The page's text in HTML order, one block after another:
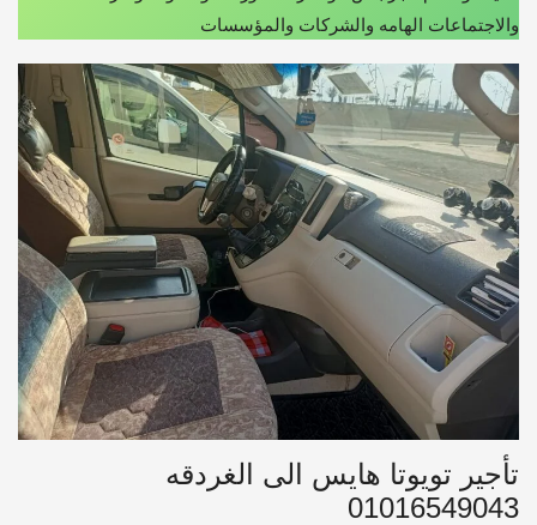
والاجتماعات الهامه والشركات والمؤسسات
تأجير تويوتا هايس الى الغردقه
01016549043